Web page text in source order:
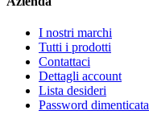
I nostri marchi
Tutti i prodotti
Contattaci
Dettagli account
Lista desideri
Password dimenticata